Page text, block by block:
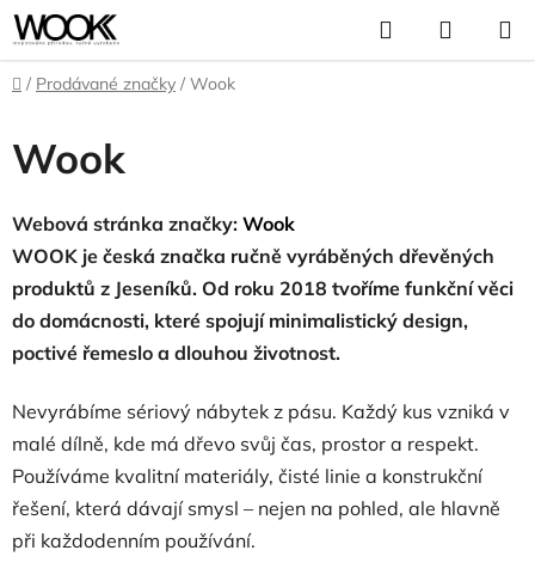
Přejít
na
obsah
Hledat
KOŠÍK
Domů
/ Prodávané značky / Wook
Wook
Webová stránka značky: Wook
WOOK je česká značka ručně vyráběných dřevěných
produktů z Jeseníků. Od roku 2018 tvoříme funkční věci
do domácnosti, které spojují minimalistický design,
poctivé řemeslo a dlouhou životnost.
Nevyrábíme sériový nábytek z pásu. Každý kus vzniká v
malé dílně, kde má dřevo svůj čas, prostor a respekt.
Používáme kvalitní materiály, čisté linie a konstrukční
řešení, která dávají smysl – nejen na pohled, ale hlavně
při každodenním používání.